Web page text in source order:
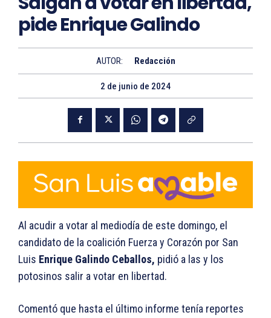
pide Enrique Galindo
AUTOR: Redacción
2 de junio de 2024
Al acudir a votar al mediodía de este domingo, el
candidato de la coalición Fuerza y Corazón por San
Luis Enrique Galindo Ceballos, pidió a las y los
potosinos salir a votar en libertad.
Comentó que hasta el último informe tenía reportes